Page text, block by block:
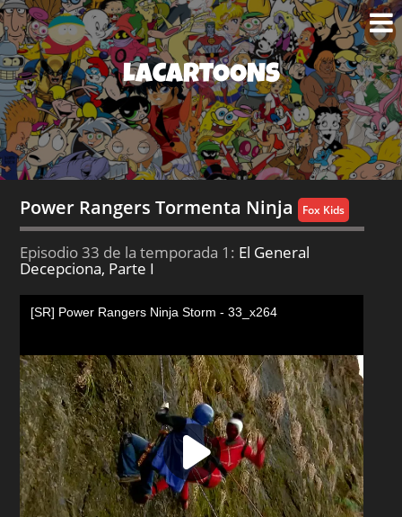
LACARTOONS
Power Rangers Tormenta Ninja Fox Kids
Episodio 33 de la temporada 1: El General
Decepciona, Parte I